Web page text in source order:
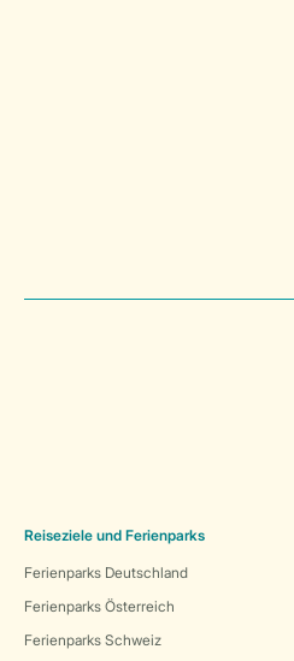
Reiseziele und Ferienparks
Ferienparks Deutschland
Ferienparks Österreich
Ferienparks Schweiz